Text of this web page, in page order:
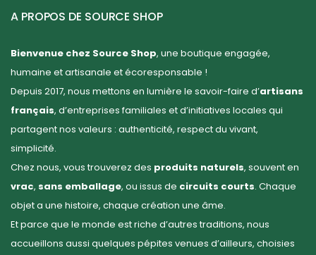
A PROPOS DE SOURCE SHOP
Bienvenue chez Source Shop, une boutique engagée,
humaine et artisanale et écoresponsable !
Depuis 2017, nous mettons en lumière le savoir-faire d’artisans
français, d’entreprises familiales et d’initiatives locales qui
partagent nos valeurs : authenticité, respect du vivant,
simplicité.
Chez nous, vous trouverez des produits naturels, souvent en
vrac, sans emballage, ou issus de circuits courts. Chaque
objet a une histoire, chaque création une âme.
Et parce que le monde est riche d’autres traditions, nous
accueillons aussi quelques pépites venues d’ailleurs, choisies